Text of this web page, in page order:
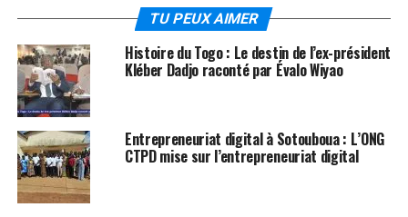
TU PEUX AIMER
Histoire du Togo : Le destin de l’ex-président
Kléber Dadjo raconté par Évalo Wiyao
Entrepreneuriat digital à Sotouboua : L’ONG
CTPD mise sur l’entrepreneuriat digital